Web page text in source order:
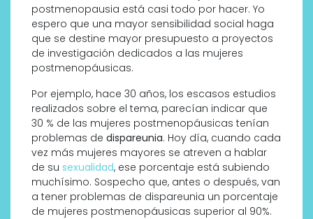
postmenopausia está casi todo por hacer. Yo
espero que una mayor sensibilidad social haga
que se destine mayor presupuesto a proyectos
de investigación dedicados a las mujeres
postmenopáusicas.
Por ejemplo, hace 30 años, los escasos estudios
realizados sobre el tema, parecían indicar que
30 % de las mujeres postmenopáusicas tenían
problemas de dispareunia. Hoy día, cuando cada
vez más mujeres mayores se atreven a hablar
de su sexualidad, ese porcentaje está subiendo
muchísimo. Sospecho que, antes o después, van
a tener problemas de dispareunia un porcentaje
de mujeres postmenopáusicas superior al 90%.